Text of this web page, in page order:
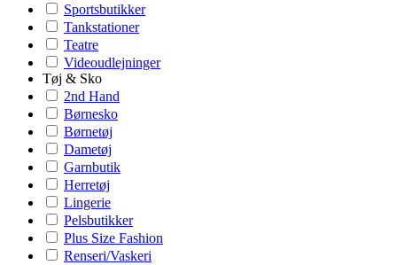
Sportsbutikker
Tankstationer
Teatre
Videoudlejninger
Tøj & Sko
2nd Hand
Børnesko
Børnetøj
Dametøj
Garnbutik
Herretøj
Lingerie
Pelsbutikker
Plus Size Fashion
Renseri/Vaskeri